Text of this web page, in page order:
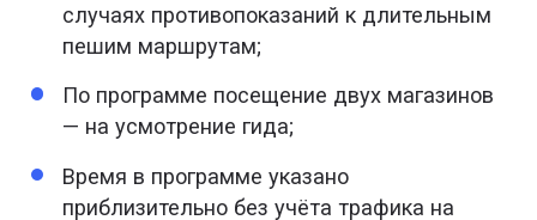
случаях противопоказаний к длительным
пешим маршрутам;
По программе посещение двух магазинов
— на усмотрение гида;
Время в программе указано
приблизительно без учёта трафика на